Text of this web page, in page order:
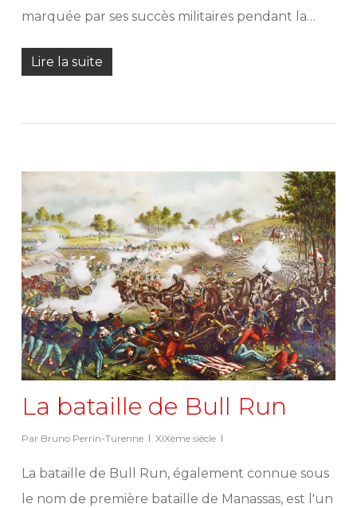
marquée par ses succès militaires pendant la…
Lire la suite
La bataille de Bull Run
Par Bruno Perrin-Turenne XIXème siècle
La bataille de Bull Run, également connue sous
le nom de première bataille de Manassas, est l'un